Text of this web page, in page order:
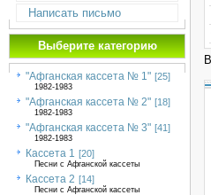
Написать письмо
Выберите категорию
"Афганская кассета № 1" [25]
1982-1983
"Афганская кассета № 2" [18]
1982-1983
"Афганская кассета № 3" [41]
1982-1983
Кассета 1 [20]
Песни с Афганской кассеты
Кассета 2 [14]
Песни с Афганской кассеты